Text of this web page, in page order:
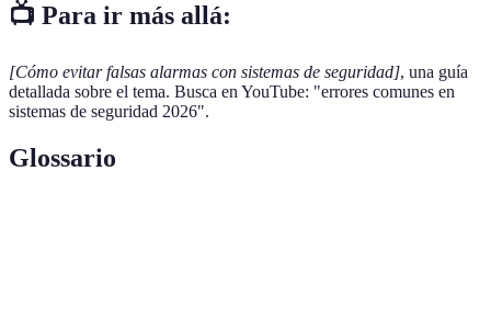
📺 Para ir más allá:
[Cómo evitar falsas alarmas con sistemas de seguridad], una guía
detallada sobre el tema. Busca en YouTube: "errores comunes en
sistemas de seguridad 2026".
Glossario